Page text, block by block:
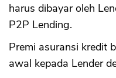
harus dibayar oleh
P2P Lending.
Premi asuransi kredit
awal kepada Lender